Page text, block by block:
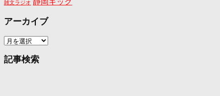
雑文ラジオ
アーカイブ
ア
カ
記事検索